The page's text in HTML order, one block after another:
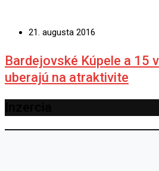
21. augusta 2016
Bardejovské Kúpele a 15
uberajú na atraktivite